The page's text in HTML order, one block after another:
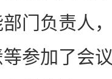
门负责人
参加了会